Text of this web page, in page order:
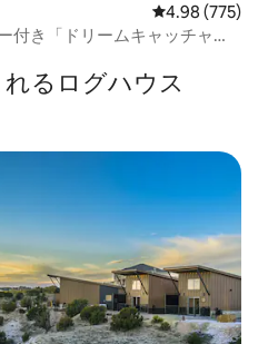
レビュー775
4.98 (775)
付き「ドリームキャッチャ
るログハウス